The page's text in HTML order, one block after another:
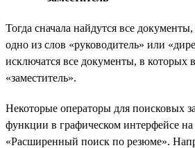
Тогда сначала найдутся все
одно из слов «руководитель» или
исключатся все документы, в которых
«заместитель».
Некоторые операторы для поисковых
функции в графическом интерфейсе на
«Расширенный поиск по резюме».